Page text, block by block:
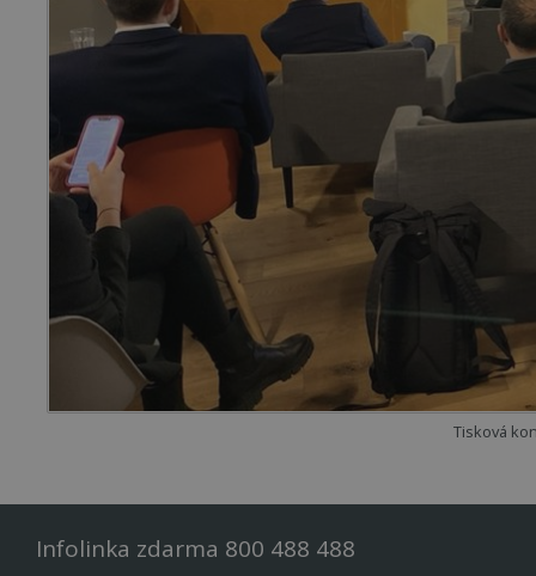
Tisková
Infolinka zdarma 800 488 488